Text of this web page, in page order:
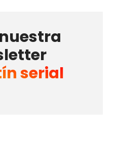
serial